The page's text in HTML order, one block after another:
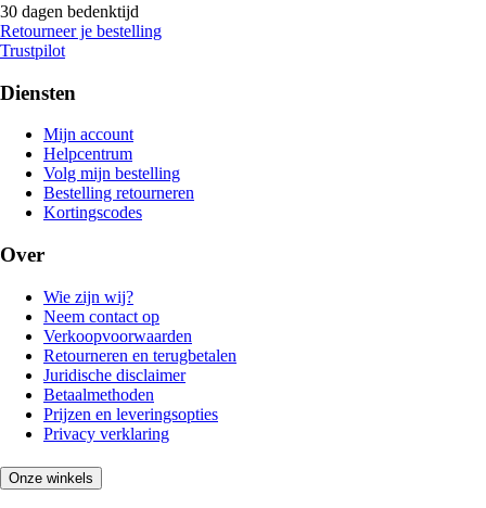
30 dagen bedenktijd
Retourneer je bestelling
Trustpilot
Diensten
Mijn account
Helpcentrum
Volg mijn bestelling
Bestelling retourneren
Kortingscodes
Over
Wie zijn wij?
Neem contact op
Verkoopvoorwaarden
Retourneren en terugbetalen
Juridische disclaimer
Betaalmethoden
Prijzen en leveringsopties
Privacy verklaring
Onze winkels